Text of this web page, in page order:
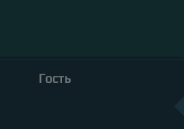
Гость